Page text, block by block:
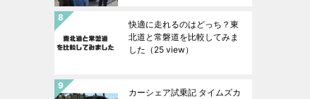
快適に走れるのはどっち？東
北道と常磐道を比較してみま
した （25 view）
カーシェア試乗記 タイムズカ